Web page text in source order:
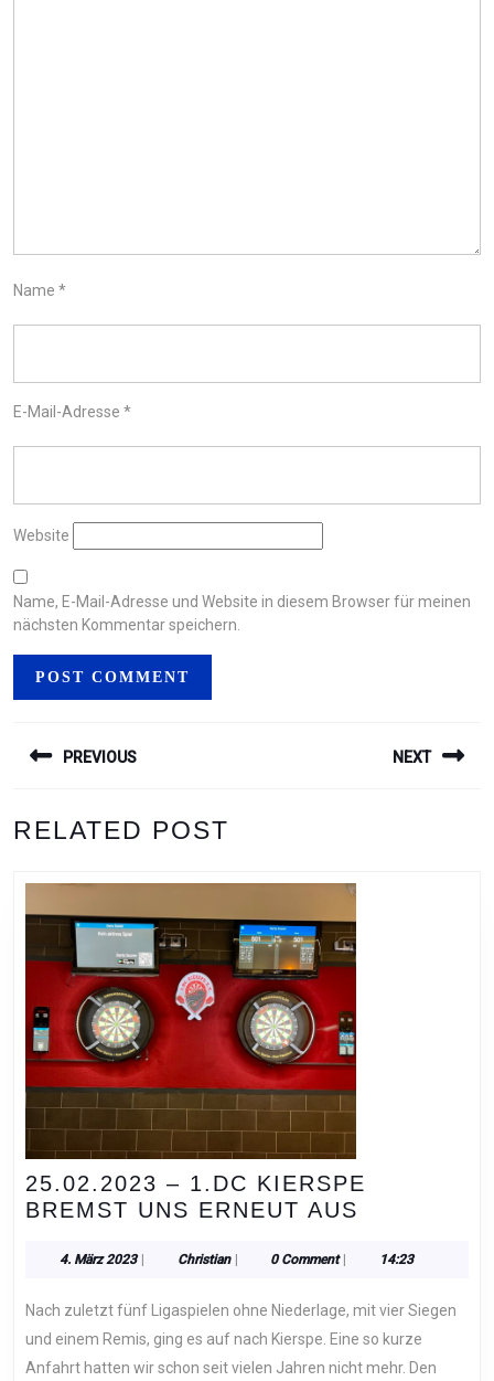
Name *
E-Mail-Adresse *
Website
Name, E-Mail-Adresse und Website in diesem Browser für meinen
nächsten Kommentar speichern.
PREVIOUS
post:
NEXT
RELATED POST
25.02.2023 – 1.DC KIERSPE
BREMST UNS ERNEUT AUS
1.DC
BREMST
UNS
ERNEUT
4. März 20234.| ChristianChristian
| 0 Comment | 14:23
Nach zuletzt fünf Ligaspielen ohne Niederlage, mit vier Siegen
und einem Remis, ging es auf nach Kierspe. Eine so kurze
Anfahrt hatten wir schon seit vielen Jahren nicht mehr. Den